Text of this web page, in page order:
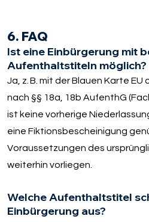
6. FAQ
Ist eine Einbürgerung mit
Aufenthaltstiteln möglich?
Ja, z. B. mit der Blauen Karte
nach §§ 18a, 18b AufenthG
ist keine vorherige
eine Fiktionsbescheinigung
Voraussetzungen des
weiterhin vorliegen.
Welche Aufenthaltstitel
Einbürgerung aus?